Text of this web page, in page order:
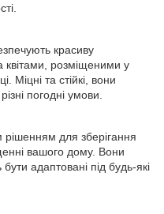
красиву
квітами, розміщеними у
Міцні та стійкі, вони
погодні умови.
рішенням для зберігання
вашого дому. Вони
бути адаптовані під будь-які